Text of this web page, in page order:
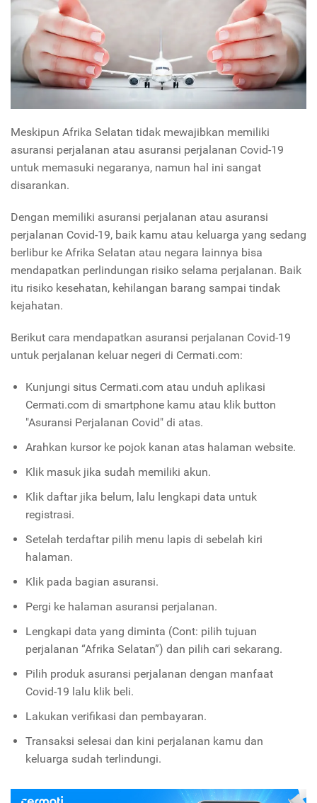
Meskipun Afrika Selatan tidak mewajibkan memiliki
asuransi perjalanan atau asuransi perjalanan Covid-19
untuk memasuki negaranya, namun hal ini sangat
disarankan.
Dengan memiliki asuransi perjalanan atau asuransi
perjalanan Covid-19, baik kamu atau keluarga yang sedang
berlibur ke Afrika Selatan atau negara lainnya bisa
mendapatkan perlindungan risiko selama perjalanan. Baik
itu risiko kesehatan, kehilangan barang sampai tindak
kejahatan.
Berikut cara mendapatkan asuransi perjalanan Covid-19
untuk perjalanan keluar negeri di Cermati.com:
Kunjungi situs Cermati.com atau unduh aplikasi
Cermati.com di smartphone kamu atau klik button
"Asuransi Perjalanan Covid" di atas.
Arahkan kursor ke pojok kanan atas halaman website.
Klik masuk jika sudah memiliki akun.
Klik daftar jika belum, lalu lengkapi data untuk
registrasi.
Setelah terdaftar pilih menu lapis di sebelah kiri
halaman.
Klik pada bagian asuransi.
Pergi ke halaman asuransi perjalanan.
Lengkapi data yang diminta (Cont: pilih tujuan
perjalanan “Afrika Selatan”) dan pilih cari sekarang.
Pilih produk asuransi perjalanan dengan manfaat
Covid-19 lalu klik beli.
Lakukan verifikasi dan pembayaran.
Transaksi selesai dan kini perjalanan kamu dan
keluarga sudah terlindungi.